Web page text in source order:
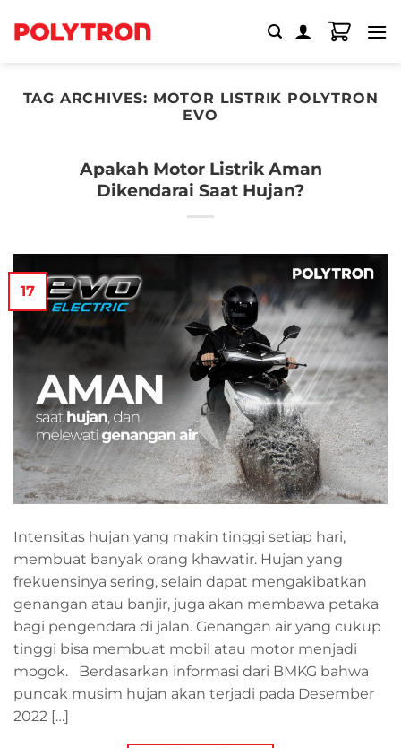
TAG ARCHIVES: MOTOR LISTRIK POLYTRON
EVO
Apakah Motor Listrik Aman
Dikendarai Saat Hujan?
17
Intensitas hujan yang makin tinggi setiap hari,
membuat banyak orang khawatir. Hujan yang
frekuensinya sering, selain dapat mengakibatkan
genangan atau banjir, juga akan membawa petaka
bagi pengendara di jalan. Genangan air yang cukup
tinggi bisa membuat mobil atau motor menjadi
mogok. Berdasarkan informasi dari BMKG bahwa
puncak musim hujan akan terjadi pada Desember
2022 […]